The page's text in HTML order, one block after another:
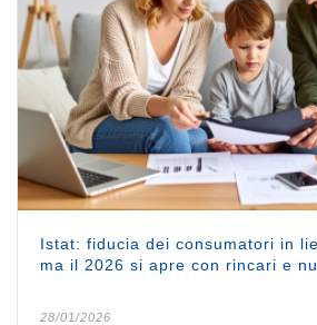
Istat: fiducia dei consumatori in
ma il 2026 si apre con rincari e
28/01/2026